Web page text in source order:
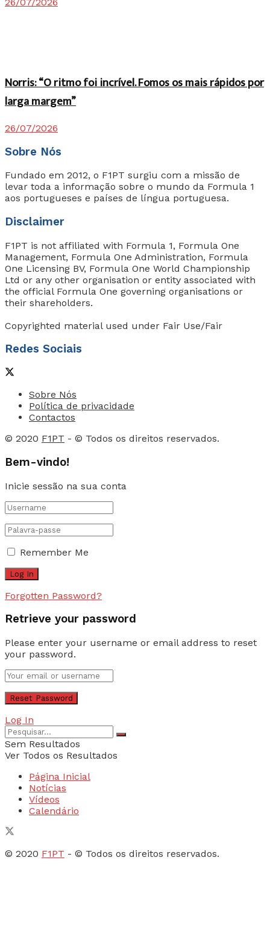
26/07/2026
Norris: “O ritmo foi incrível. Fomos os mais rápidos por
larga margem”
26/07/2026
Sobre Nós
Fundado em 2012, o F1PT surgiu com a missão de
levar toda a informação sobre o mundo da Formula 1
aos portugueses e países de língua portuguesa.
Disclaimer
F1PT is not affiliated with Formula 1, Formula One
Management, Formula One Administration, Formula
One Licensing BV, Formula One World Championship
Ltd or any other organisation or entity associated with
the official Formula One governing organisations or
their shareholders.
Copyrighted material used under Fair Use/Fair
Redes Sociais
Sobre Nós
Política de privacidade
Contactos
© 2020 F1PT - © Todos os direitos reservados.
Bem-vindo!
Inicie sessão na sua conta
Remember Me
Forgotten Password?
Retrieve your password
Please enter your username or email address to reset
your password.
Log In
Sem Resultados
Ver Todos os Resultados
Página Inicial
Notícias
Vídeos
Calendário
© 2020 F1PT - © Todos os direitos reservados.